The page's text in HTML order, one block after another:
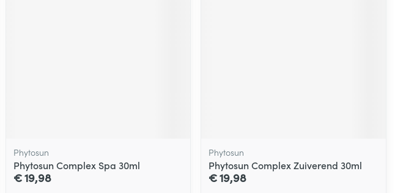
Phytosun
Phytosun Complex Spa 30ml
€ 19,98
Phytosun
Phytosun Complex Zuiverend 30ml
€ 19,98